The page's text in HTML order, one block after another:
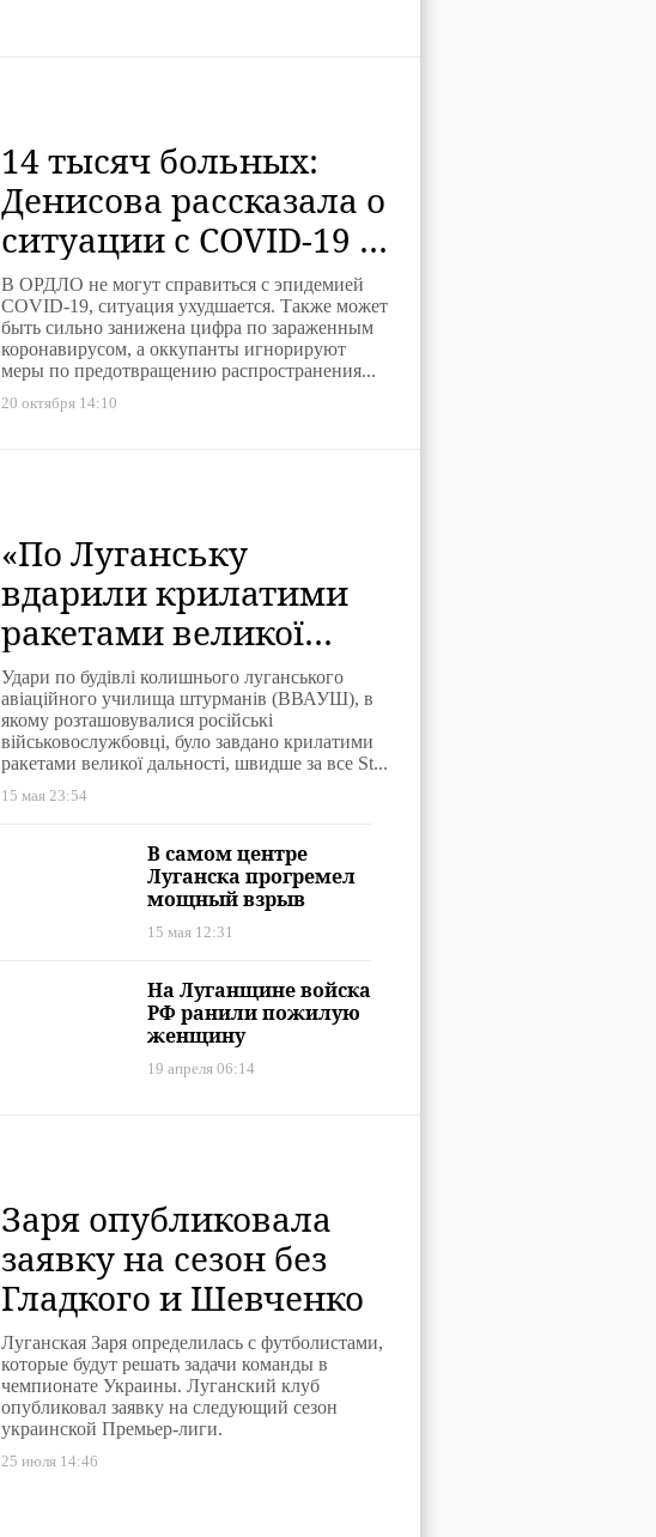
14 тысяч больных:
Денисова рассказала о
ситуации с COVID-19 в
«Л/ДНР»
В ОРДЛО не могут справиться с эпидемией
COVID-19, ситуация ухудшается. Также может
быть сильно занижена цифра по зараженным
коронавирусом, а оккупанты игнорируют
меры по предотвращению распространения...
20 октября 14:10
«По Луганську
вдарили крилатими
ракетами великої
дальності, швидше за
все Storm Shadow»: що
відомо про цю зброю
Удари по будівлі колишнього луганського
авіаційного училища штурманів (ВВАУШ), в
якому розташовувалися російські
військовослужбовці, було завдано крилатими
ракетами великої дальності, швидше за все St...
15 мая 23:54
В самом центре
Луганска прогремел
мощный взрыв
15 мая 12:31
На Луганщине войска
РФ ранили пожилую
женщину
19 апреля 06:14
Заря опубликовала
заявку на сезон без
Гладкого и Шевченко
Луганская Заря определилась с футболистами,
которые будут решать задачи команды в
чемпионате Украины. Луганский клуб
опубликовал заявку на следующий сезон
украинской Премьер-лиги.
25 июля 14:46